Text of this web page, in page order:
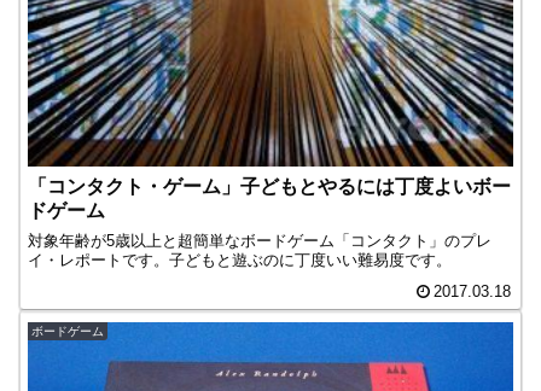
「コンタクト・ゲーム」子どもとやるには丁度よいボー
ドゲーム
対象年齢が5歳以上と超簡単なボードゲーム「コンタクト」のプレ
イ・レポートです。子どもと遊ぶのに丁度いい難易度です。
2017.03.18
ボードゲーム